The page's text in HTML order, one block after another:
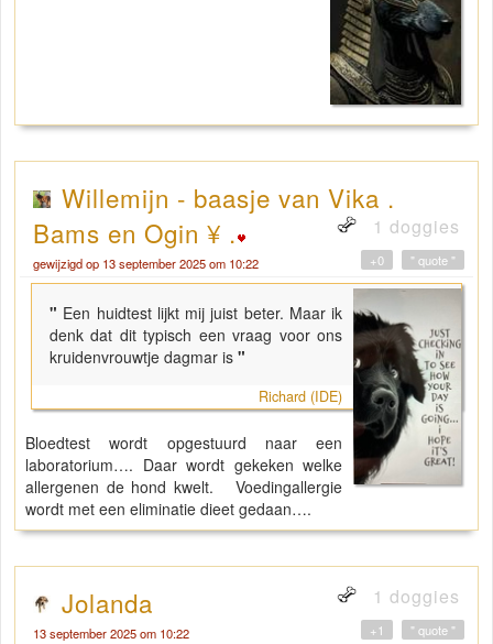
Willemijn - baasje van Vika .
Bams en Ogin ¥ .
1 doggies
gewijzigd op 13 september 2025 om 10:22 " quote "
+0
" Een huidtest lijkt mij juist beter. Maar ik
denk dat dit typisch een vraag voor ons
kruidenvrouwtje dagmar is "
Richard (IDE)
Bloedtest wordt opgestuurd naar een
laboratorium…. Daar wordt gekeken welke
allergenen de hond kwelt. Voedingallergie
wordt met een eliminatie dieet gedaan….
Jolanda 1 doggies
13 september 2025 om 10:22 " quote "
+1